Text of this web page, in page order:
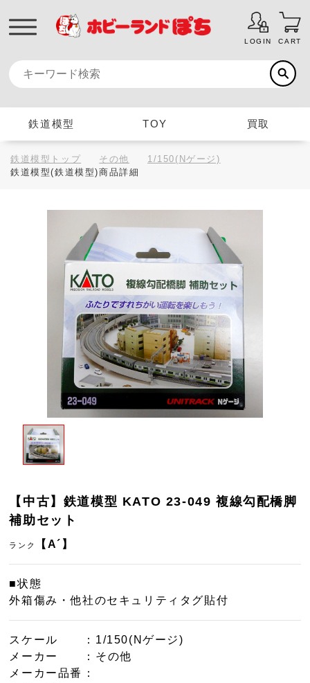
LOGIN CART
鉄道模型 TOY 買取
鉄道模型トップ その他
1/150(Nゲージ)
鉄道模型(鉄道模型)商品詳細
【中古】鉄道模型 KATO 23-049 複線勾配橋脚
補助セット
ランク 【A´】
■状態
外箱傷み・他社のセキュリティタグ貼付
スケール
：1/150(Nゲージ)
メーカー
：その他
メーカー品番
：